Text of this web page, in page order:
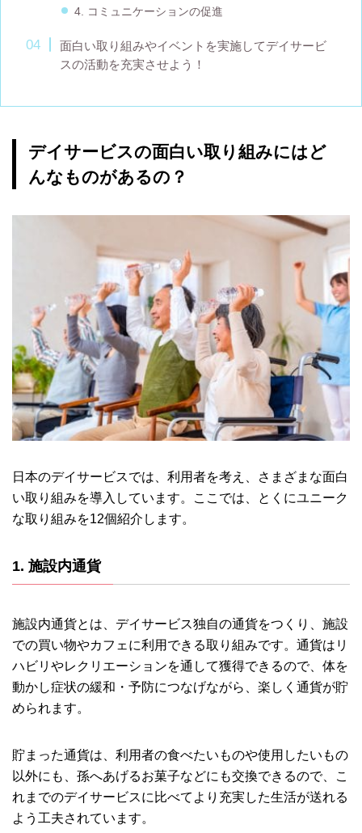
4. コミュニケーションの促進
面白い取り組みやイベントを実施してデイサービ
スの活動を充実させよう！
デイサービスの面白い取り組みにはど
んなものがあるの？
日本のデイサービスでは、利用者を考え、さまざまな面白
い取り組みを導入しています。ここでは、とくにユニーク
な取り組みを12個紹介します。
1. 施設内通貨
施設内通貨とは、デイサービス独自の通貨をつくり、施設
での買い物やカフェに利用できる取り組みです。通貨はリ
ハビリやレクリエーションを通して獲得できるので、体を
動かし症状の緩和・予防につなげながら、楽しく通貨が貯
められます。
貯まった通貨は、利用者の食べたいものや使用したいもの
以外にも、孫へあげるお菓子などにも交換できるので、こ
れまでのデイサービスに比べてより充実した生活が送れる
よう工夫されています。